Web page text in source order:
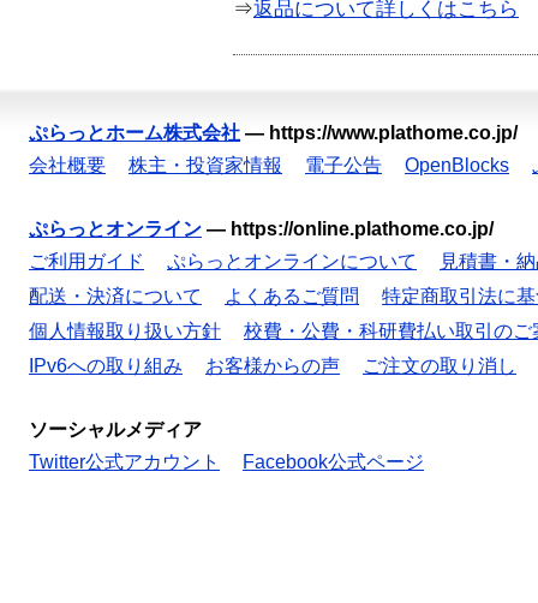
⇒返品について詳しくはこちら
ぷらっとホーム株式会社 — https://www.plathome.co.jp/
会社概要
株主・投資家情報 電子公告 OpenBlocks
ぷらっとオンライン — https://online.plathome.co.jp/
ご利用ガイド
ぷらっとオンラインについて
見積書・
配送・決済について
よくあるご質問
特定商取引法に
個人情報取り扱い方針
校費・公費・科研費払い取引のご
IPv6への取り組み
お客様からの声 ご注文の取り消し
ソーシャルメディア
Twitter公式アカウント
Facebook公式ページ